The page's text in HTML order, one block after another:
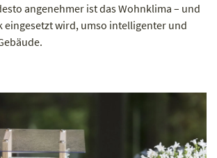
angenehmer ist das Wohnklima – und
eingesetzt wird, umso intelligenter und